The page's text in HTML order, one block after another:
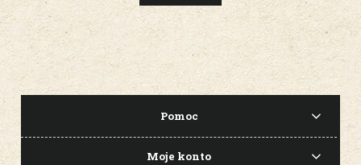
Pomoc
Moje konto